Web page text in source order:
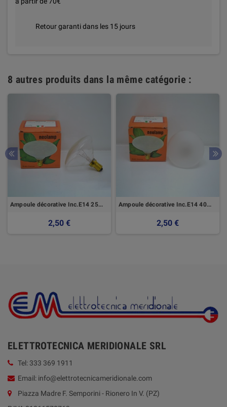
Retour garanti dans les 15 jours
8 autres produits dans la même catégorie :
Ampoule décorative Inc.E14 25W Chiara
2,50 €
Ampoule décorative Inc.E14 40W Satin
2,50 €
ELETTROTECNICA MERIDIONALE SRL
Tel: 333 369 1911
Email: info@elettrotecnicameridionale.com
Piazza Madre F. Semporini - Rionero In V. (PZ)